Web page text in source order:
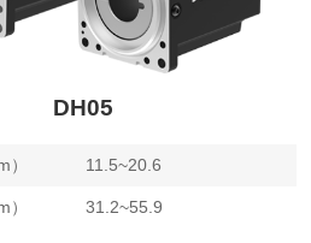
DH05
11.5~20.6
31.2~55.9